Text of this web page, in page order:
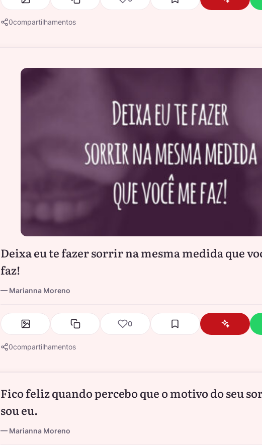
0compartilhamentos
Deixa eu te fazer sorrir na mesma medida que
faz!
Marianna Moreno
0
0compartilhamentos
Fico feliz quando percebo que o motivo do seu
sou eu.
Marianna Moreno